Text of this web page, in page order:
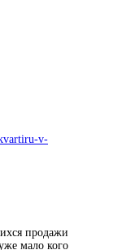
продажи
мало кого